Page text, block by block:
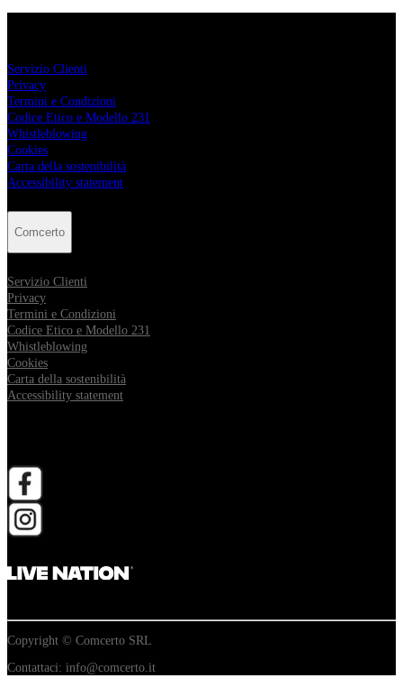
Servizio Clienti
Privacy
Termini e Condizioni
Codice Etico e Modello 231
Whistleblowing
Cookies
Carta della sostenibilità
Accessibility statement
Comcerto
Servizio Clienti
Privacy
Termini e Condizioni
Codice Etico e Modello 231
Whistleblowing
Cookies
Carta della sostenibilità
Accessibility statement
apri in una nuova scheda
apri in una nuova scheda
Copyright © Comcerto SRL
Contattaci: info@comcerto.it